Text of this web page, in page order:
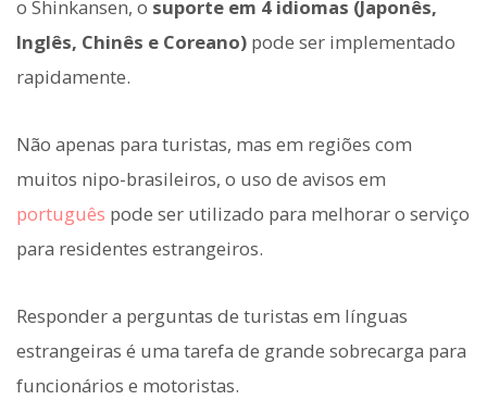
o Shinkansen, o suporte em 4 idiomas (Japonês,
Inglês, Chinês e Coreano) pode ser implementado
rapidamente.
Não apenas para turistas, mas em regiões com
muitos nipo-brasileiros, o uso de avisos em
português pode ser utilizado para melhorar o serviço
para residentes estrangeiros.
Responder a perguntas de turistas em línguas
estrangeiras é uma tarefa de grande sobrecarga para
funcionários e motoristas.